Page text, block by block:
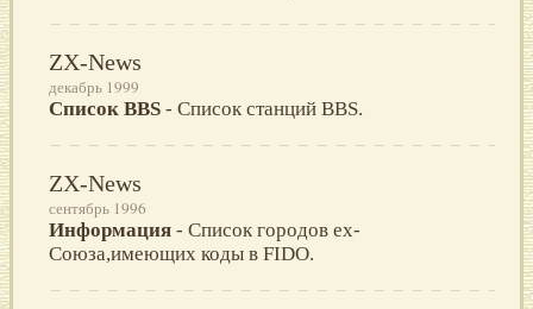
ZX-News
декабрь 1999
Список BBS - Список станций BBS.
ZX-News
сентябрь 1996
Информация - Список городов ex-
Союза,имеющих коды в FIDO.